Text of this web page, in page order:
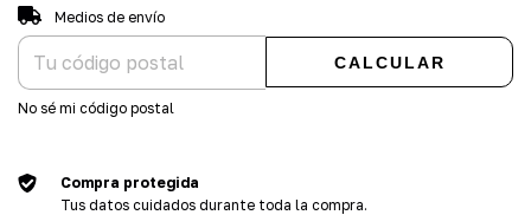
Entregas para el CP:
Medios de envío
CALCULAR
No sé mi código postal
Compra protegida
Tus datos cuidados durante toda la compra.